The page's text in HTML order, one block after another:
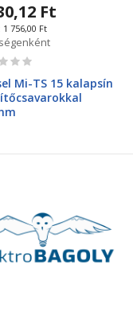
Ft
1 756,00 Ft
Mi-TS 15 kalapsín